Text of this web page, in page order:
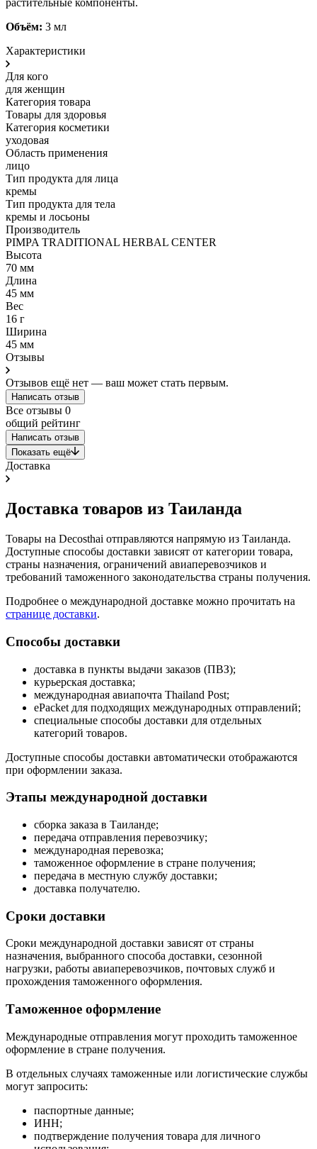
растительные компоненты.
Объём: 3 мл
Характеристики
Для кого
для женщин
Категория товара
Товары для здоровья
Категория косметики
уходовая
Область применения
лицо
Тип продукта для лица
кремы
Тип продукта для тела
кремы и лосьоны
Производитель
PIMPA TRADITIONAL HERBAL CENTER
Высота
70 мм
Длина
45 мм
Вес
16 г
Ширина
45 мм
Отзывы
Отзывов ещё нет — ваш может стать первым.
Написать отзыв
Все отзывы 0
общий рейтинг
Написать отзыв
Показать ещё
Доставка
Доставка товаров из Таиланда
Товары на Decosthai отправляются напрямую из Таиланда.
Доступные способы доставки зависят от категории товара,
страны назначения, ограничений авиаперевозчиков и
требований таможенного законодательства страны получения.
Подробнее о международной доставке можно прочитать на
странице доставки.
Способы доставки
доставка в пункты выдачи заказов (ПВЗ);
курьерская доставка;
международная авиапочта Thailand Post;
ePacket для подходящих международных отправлений;
специальные способы доставки для отдельных
категорий товаров.
Доступные способы доставки автоматически отображаются
при оформлении заказа.
Этапы международной доставки
сборка заказа в Таиланде;
передача отправления перевозчику;
международная перевозка;
таможенное оформление в стране получения;
передача в местную службу доставки;
доставка получателю.
Сроки доставки
Сроки международной доставки зависят от страны
назначения, выбранного способа доставки, сезонной
нагрузки, работы авиаперевозчиков, почтовых служб и
прохождения таможенного оформления.
Таможенное оформление
Международные отправления могут проходить таможенное
оформление в стране получения.
В отдельных случаях таможенные или логистические службы
могут запросить:
паспортные данные;
ИНН;
подтверждение получения товара для личного